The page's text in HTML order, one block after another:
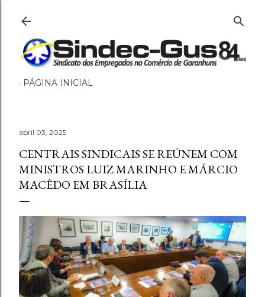
PÁGINA INICIAL
abril 03, 2025
CENTRAIS SINDICAIS SE REÚNEM COM
MINISTROS LUIZ MARINHO E MÁRCIO
MACÊDO EM BRASÍLIA